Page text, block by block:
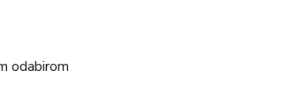
odabirom